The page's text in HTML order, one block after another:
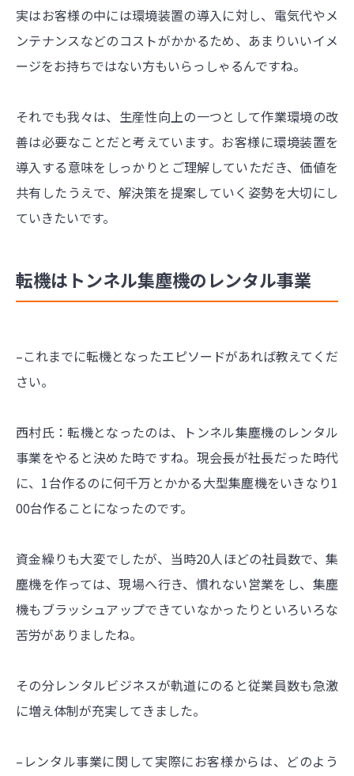
実はお客様の中には環境装置の導入に対し、電気代やメ
ンテナンスなどのコストがかかるため、あまりいいイメ
ージをお持ちではない方もいらっしゃるんですね。
それでも我々は、生産性向上の一つとして作業環境の改
善は必要なことだと考えています。お客様に環境装置を
導入する意味をしっかりとご理解していただき、価値を
共有したうえで、解決策を提案していく姿勢を大切にし
ていきたいです。
転機はトンネル集塵機のレンタル事業
–これまでに転機となったエピソードがあれば教えてくだ
さい。
西村氏：転機となったのは、トンネル集塵機のレンタル
事業をやると決めた時ですね。現会長が社長だった時代
に、1台作るのに何千万とかかる大型集塵機をいきなり1
00台作ることになったのです。
資金繰りも大変でしたが、当時20人ほどの社員数で、集
塵機を作っては、現場へ行き、慣れない営業をし、集塵
機もブラッシュアップできていなかったりといろいろな
苦労がありましたね。
その分レンタルビジネスが軌道にのると従業員数も急激
に増え体制が充実してきました。
–レンタル事業に関して実際にお客様からは、どのよう